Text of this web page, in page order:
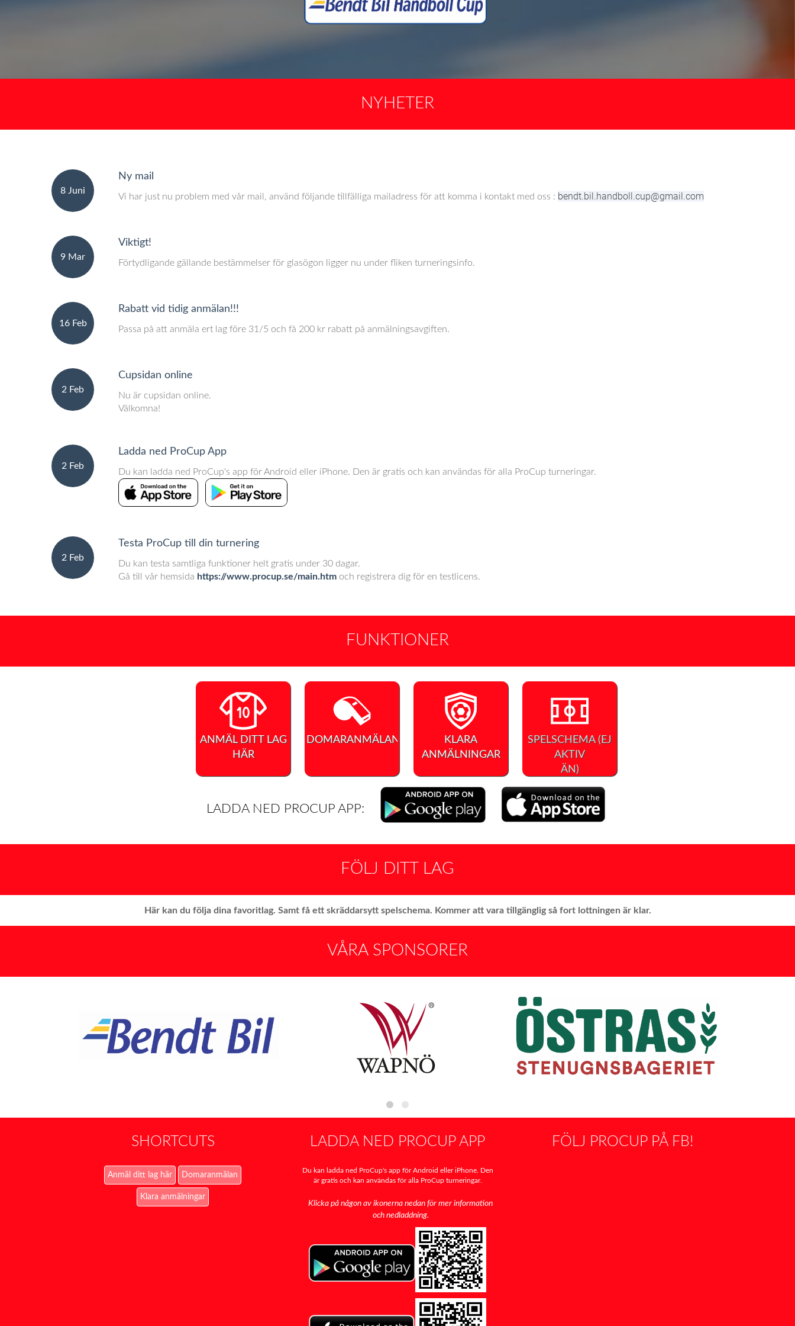
NYHETER
8 Juni
Ny mail
Vi har just nu problem med vår mail, använd följande tillfälliga mailadress för att komma i kontakt med oss : bendt.bil.handboll.cup@gmail.com
9 Mar
Viktigt!
Förtydligande gällande bestämmelser för glasögon ligger nu under fliken turneringsinfo.
16 Feb
Rabatt vid tidig anmälan!!!
Passa på att anmäla ert lag före 31/5 och få 200 kr rabatt på anmälningsavgiften.
2 Feb
Cupsidan online
Nu är cupsidan online.
Välkomna!
2 Feb
Ladda ned ProCup App
Du kan ladda ned ProCup's app för Android eller iPhone. Den är gratis och kan användas för alla ProCup turneringar.
2 Feb
Testa ProCup till din turnering
Du kan testa samtliga funktioner helt gratis under 30 dagar.
Gå till vår hemsida https://www.procup.se/main.htmoch registrera dig för en testlicens.
FUNKTIONER
ANMÄL DITT LAG
HÄR
DOMARANMÄLAN
KLARA
ANMÄLNINGAR
SPELSCHEMA (EJ
AKTIV
ÄN)
LADDA NED PROCUP APP:
FÖLJ DITT LAG
Här kan du följa dina favoritlag. Samt få ett skräddarsytt spelschema. Kommer att vara tillgänglig så fort lottningen är klar.
VÅRA SPONSORER
SHORTCUTS
Anmäl ditt lag här Domaranmälan
Klara anmälningar
LADDA NED PROCUP APP
Du kan ladda ned ProCup's app för Android eller iPhone. Den
är gratis och kan användas för alla ProCup turneringar.
Klicka på någon av ikonerna nedan för mer information
och nedladdning.
FÖLJ PROCUP PÅ FB!